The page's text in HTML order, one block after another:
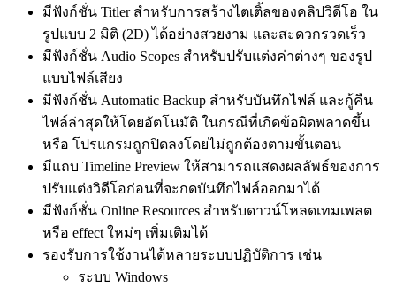
มีฟังก์ชั่น Titler สำหรับการสร้างไตเติ้ลของคลิปวิดีโอ ใน
รูปแบบ 2 มิติ (2D) ได้อย่างสวยงาม และสะดวกรวดเร็ว
มีฟังก์ชั่น Audio Scopes สำหรับปรับแต่งค่าต่างๆ ของรูป
แบบไฟล์เสียง
มีฟังก์ชั่น Automatic Backup สำหรับบันทึกไฟล์ และกู้คืน
ไฟล์ล่าสุดให้โดยอัตโนมัติ ในกรณีที่เกิดข้อผิดพลาดขึ้น
หรือ โปรแกรมถูกปิดลงโดยไม่ถูกต้องตามขั้นตอน
มีแถบ Timeline Preview ให้สามารถแสดงผลลัพธ์ของการ
ปรับแต่งวิดีโอก่อนที่จะกดบันทึกไฟล์ออกมาได้
มีฟังก์ชั่น Online Resources สำหรับดาวน์โหลดเทมเพลต
หรือ effect ใหม่ๆ เพิ่มเติมได้
รองรับการใช้งานได้หลายระบบปฏิบัติการ เช่น
ระบบ Windows